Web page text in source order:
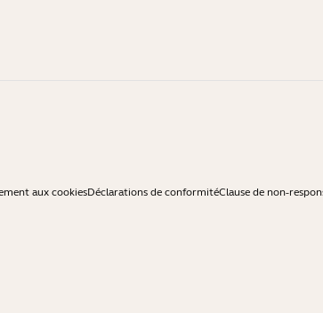
aux cookiesDéclarations de conformitéClause de non-